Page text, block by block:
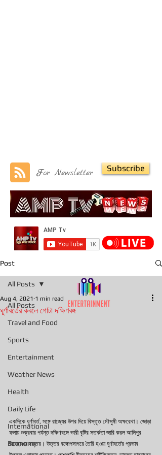
For Newsletter Subscribe
Post
All Posts
Travel and Food
Sports
Entertainment
Weather News
Health
Daily Life
International
Economy
All Posts
ঘূর্ণাবর্তের কবলে গোটা দক্ষিণবঙ্গ
Aug 4, 2021 1 min read
একদিকে ঘূর্ণাবর্ত, সঙ্গে রাজ্যের উপর দিয়ে বিস্তৃত মৌসুমী অক্ষরেখা। জোড়া
ফলায় শুক্রবার পর্যন্ত দক্ষিণবঙ্গে ভারী বৃষ্টির সতর্কতা জারি করল আলিপুর
আবহাওয়া দফতর। উত্তর বঙ্গোপসাগরে তৈরি হওয়া ঘূর্ণাবর্তের প্রভাব